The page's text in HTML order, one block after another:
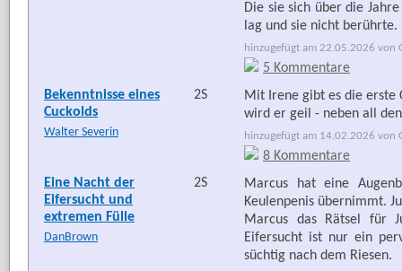
Die sie sich über die
lag und sie nicht berührte.
hinzugefügt am 22.05.2026 von
5 Kommentare
Bekenntnisse eines
Cuckolds
Walter Severin
2S
Mit Irene gibt es die erste
wird er geil - neben all
hinzugefügt am 14.02.2026 von
8 Kommentare
Eine Nacht der
Eifersucht und
extremen Fülle
DanBrown
2S
Marcus hat eine
Keulenpenis übernimmt.
Marcus das Rätsel für
Eifersucht ist nur ein
süchtig nach dem Riesen.